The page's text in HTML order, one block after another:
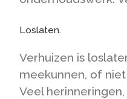
Loslaten.
Verhuizen is
meekunnen, of
Veel